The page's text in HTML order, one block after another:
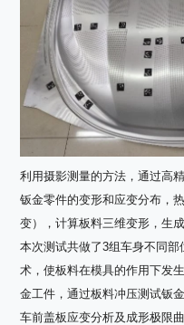
利用摄影测量的方法，通过高
钣金零件的变形和应变分布，
变），计算板料三维变形，生
本次测试共做了3组车身不同
术，使板料在模具的作用下发
金工件，通过板料冲压测试钣
车前盖板应变分析及成形极限曲